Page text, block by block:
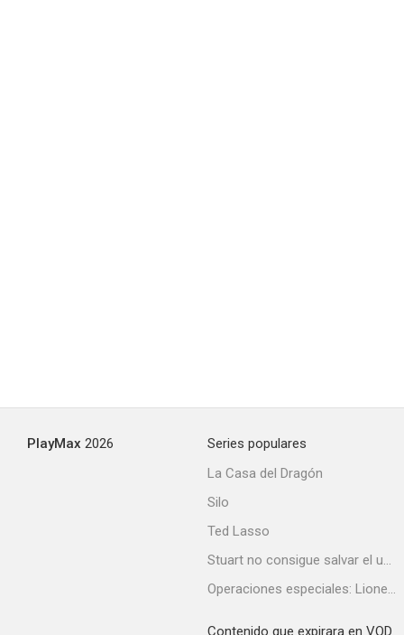
PlayMax 2026
Series populares
La Casa del Dragón
Silo
Ted Lasso
Stuart no consigue salvar el universo
Operaciones especiales: Lioness
Contenido que expirara en VOD